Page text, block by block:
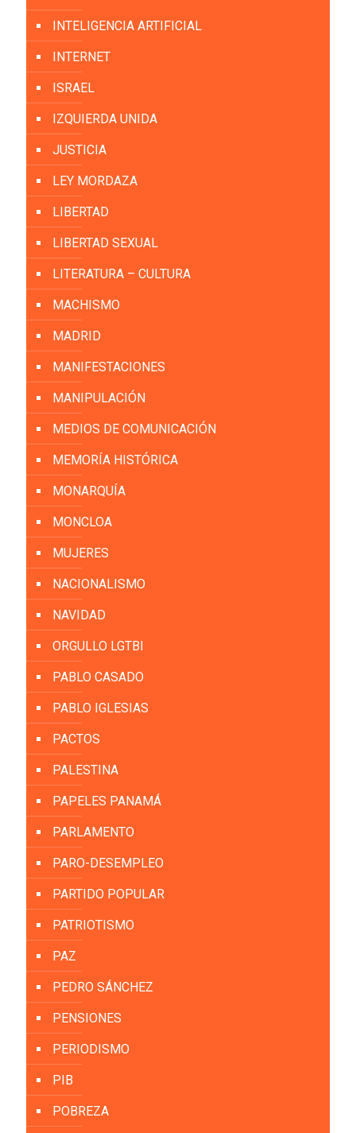
INTELIGENCIA ARTIFICIAL
INTERNET
ISRAEL
IZQUIERDA UNIDA
JUSTICIA
LEY MORDAZA
LIBERTAD
LIBERTAD SEXUAL
LITERATURA – CULTURA
MACHISMO
MADRID
MANIFESTACIONES
MANIPULACIÓN
MEDIOS DE COMUNICACIÓN
MEMORÍA HISTÓRICA
MONARQUÍA
MONCLOA
MUJERES
NACIONALISMO
NAVIDAD
ORGULLO LGTBI
PABLO CASADO
PABLO IGLESIAS
PACTOS
PALESTINA
PAPELES PANAMÁ
PARLAMENTO
PARO-DESEMPLEO
PARTIDO POPULAR
PATRIOTISMO
PAZ
PEDRO SÁNCHEZ
PENSIONES
PERIODISMO
PIB
POBREZA